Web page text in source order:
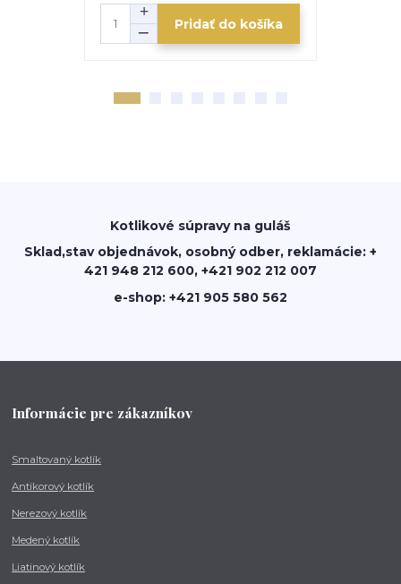
Pridať do košíka
Kotlikové súpravy na guláš
Sklad,stav objednávok, osobný odber, reklamácie: +
421 948 212 600, +421 902 212 007
e-shop: +421 905 580 562
Informácie pre zákazníkov
Smaltovaný kotlík
Antikorový kotlík
Nerezový kotlík
Medený kotlík
Liatinový kotlík